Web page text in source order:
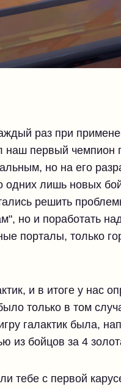
раз при
наш первый чемпион
но на его
лишь новых
решить
но и поработать
порталы, только
и в итоге у нас
только в том
галактик была,
из бойцов за 4
тебе с первой